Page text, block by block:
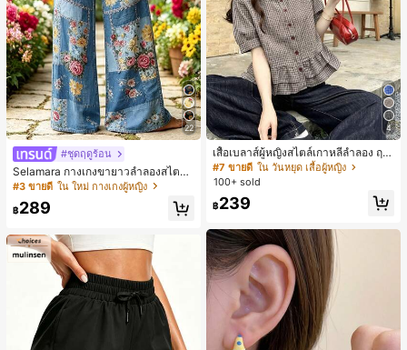
22
#ชุดฤดูร้อน
Selamara กางเกงขายาวลำลองสไตล์โ
บฮีเมียนสำหรับพักผ่อน สีกากี ผิวสัมผัส
มีเท็กซ์เจอร์ เอวสูงทรงหลวม เอวยางยืด
พร้อมเชือกรูด ทรงขาตรงทิ้งตัว ขากว้า
ดินทาง
#3 ขายดี ใน ใหม่ กางเกงผู้หญิง
฿289
4
เสื้อเบลาส์ผู้หญิงสไตล์เกาหลีลำลอง ฤดู
ใบไม้ผลิ/ฤดูร้อนใหม่ ชายระบาย ชิคแล
ะหรูหรา
#7 ขายดี ใน วันหยุด เสื้อผู้หญิง
100+ sold
฿239